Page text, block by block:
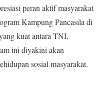
peran aktif masyarakat
Kampung Pancasila di
kuat antara TNI,
ini diyakini akan
sosial masyarakat.